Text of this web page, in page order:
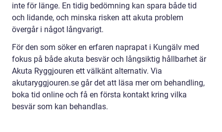
inte för länge. En tidig bedömning kan spara både tid
och lidande, och minska risken att akuta problem
övergår i något långvarigt.
För den som söker en erfaren naprapat i Kungälv med
fokus på både akuta besvär och långsiktig hållbarhet är
Akuta Ryggjouren ett välkänt alternativ. Via
akutaryggjouren.se går det att läsa mer om behandling,
boka tid online och få en första kontakt kring vilka
besvär som kan behandlas.